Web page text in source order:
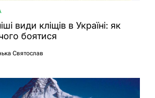
види кліщів в Україні: як
боятися
Святослав